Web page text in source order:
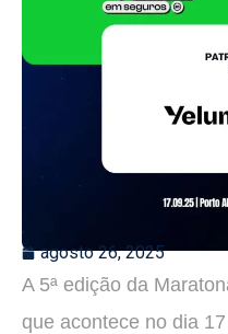
agosto 26, 2025
A 5ª edição da
que acontece no dia